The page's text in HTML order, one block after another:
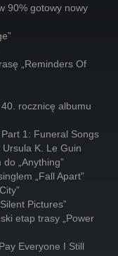
90% gotowy nowy
„Reminders Of
rocznicę albumu
1: Funeral Songs
K. Le Guin
„Anything”
„Fall Apart”
Pictures”
etap trasy „Power
Everyone I Still